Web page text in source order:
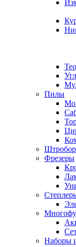
Пилы
Фрезеры
Наборы